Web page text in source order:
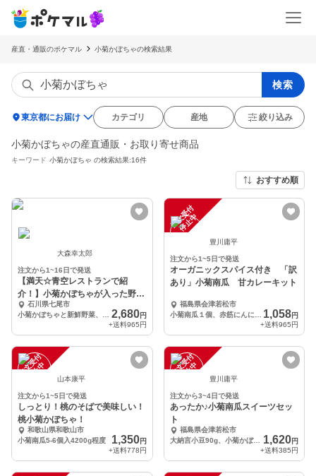
産直・通販のポケマル 小菊かぼちゃの検索結果
検索
location_on東京都にお届け カテゴリ 産地 絞り込み
小菊かぼちゃの産直通販・お取り寄せ商品
キーワード 小菊かぼちゃ の検索結果:16件
おすすめ順
大森幸太郎
注文から1~16日で発送
【満天☆青空レストランで紹
介！】小菊かぼちゃが入った野菜
セット(数量限定！)
石川県七尾市
2,680円
+送料965円
注
文
受
付
停
止
中
豊川庸平
注文から1~5日で発送
オーガニックスパイス付き 「訳
あり」小菊南瓜 甘カレーキット
福島県会津若松市
1,058円
+送料965円
注
文
受
付
停
止
中 山本康平
注文から1~5日で発送
しっとり！桃のそばで美味しい！
桃小菊かぼちゃ！
和歌山県和歌山市
小菊南瓜5-6個入4200g程度
1,350円
+送料778円
注
文
受
付
停
止
中 豊川庸平
注文から3~4日で発送
あったか♪小菊南瓜スイーツセッ
ト
福島県会津若松市
大納言小豆90g、小菊かぼちゃクッキー2袋、
1,620円
+送料385円